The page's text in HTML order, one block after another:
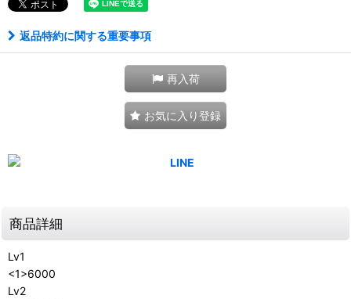
返品特約に関する重要事項
再入荷
お気に入り登録
商品詳細
Lv1
<1>6000
Lv2